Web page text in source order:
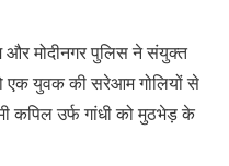
और मोदीनगर पुलिस ने संयुक्त
एक युवक की सरेआम गोलियों से
कपिल उर्फ गांधी को मुठभेड़ के